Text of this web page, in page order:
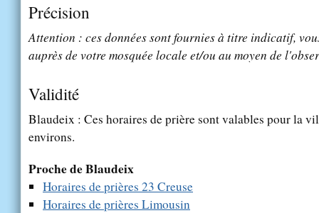
Précision
Attention : ces données sont fournies à titre indicatif,
auprès de votre mosquée locale et/ou au moyen de
Validité
Blaudeix : Ces horaires de prière sont valables pour la
environs.
Proche de Blaudeix
Horaires de prières 23 Creuse
Horaires de prières Limousin